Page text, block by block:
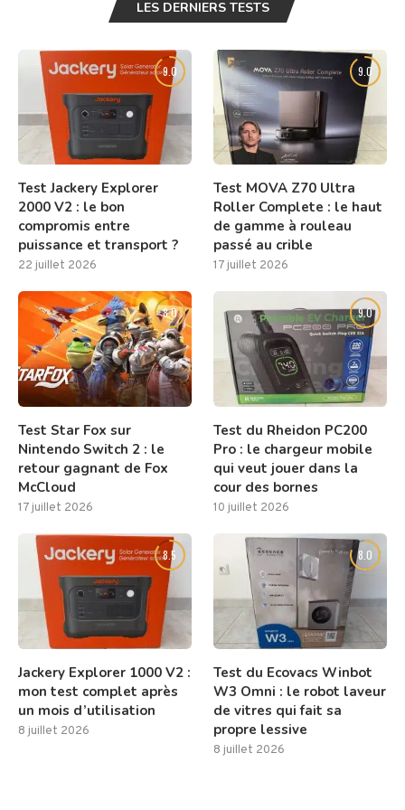
LES DERNIERS TESTS
9.0
Test Jackery Explorer
2000 V2 : le bon
compromis entre
puissance et transport ?
22 juillet 2026
9.0
Test MOVA Z70 Ultra
Roller Complete : le haut
de gamme à rouleau
passé au crible
17 juillet 2026
8.0
Test Star Fox sur
Nintendo Switch 2 : le
retour gagnant de Fox
McCloud
17 juillet 2026
9.0
Test du Rheidon PC200
Pro : le chargeur mobile
qui veut jouer dans la
cour des bornes
10 juillet 2026
8.5
Jackery Explorer 1000 V2 :
mon test complet après
un mois d’utilisation
8 juillet 2026
8.0
Test du Ecovacs Winbot
W3 Omni : le robot laveur
de vitres qui fait sa
propre lessive
8 juillet 2026